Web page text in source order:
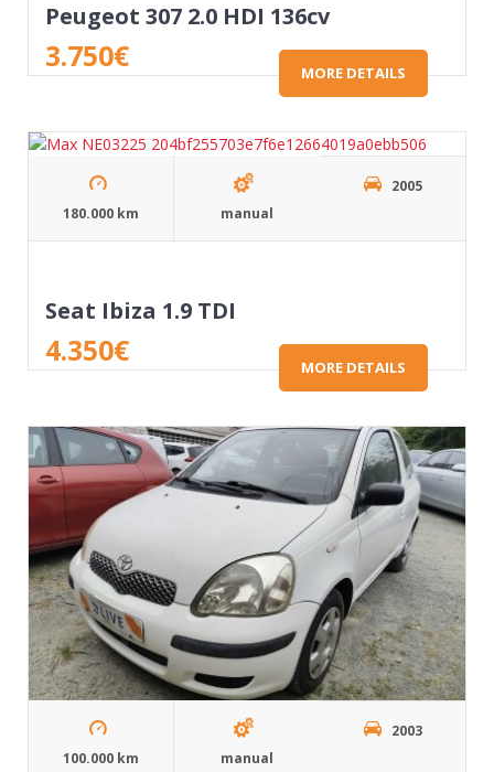
Peugeot 307 2.0 HDI 136cv
3.750€ MORE DETAILS
180.000 km manual
2005
Seat Ibiza 1.9 TDI
4.350€ MORE DETAILS
100.000 km manual
2003